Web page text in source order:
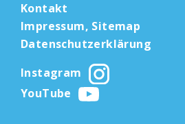
Kontakt
Impressum, Sitemap
Datenschutzerklärung
Instagram
YouTube